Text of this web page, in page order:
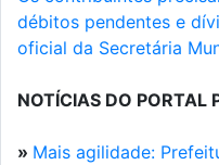
débitos pendentes e
oficial da Secretária
NOTÍCIAS DO PORTAL
» Mais agilidade: